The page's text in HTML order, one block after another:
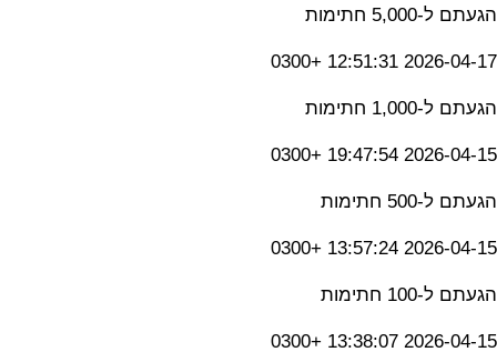
הגעתם ל-5,000 חתימות
2026-04-17 12:51:31 +0300
הגעתם ל-1,000 חתימות
2026-04-15 19:47:54 +0300
הגעתם ל-500 חתימות
2026-04-15 13:57:24 +0300
הגעתם ל-100 חתימות
2026-04-15 13:38:07 +0300